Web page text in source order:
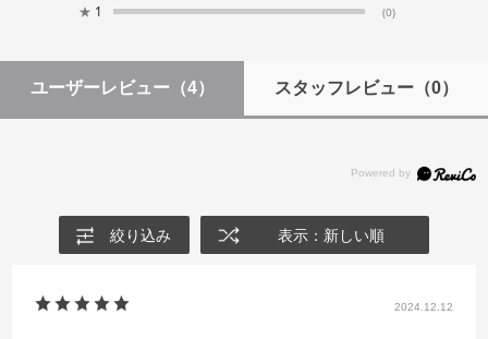
★ 1 (0)
ユーザーレビュー （4） スタッフレビュー（0）
絞り込み 表示：新しい順
2024.12.12